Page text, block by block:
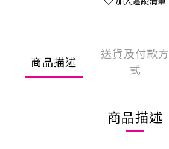
商品描述
送貨及付款方
式
商品描述